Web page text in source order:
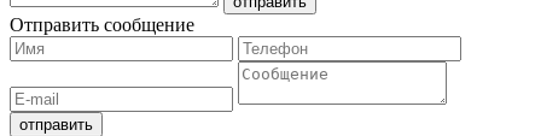
Отправить сообщение